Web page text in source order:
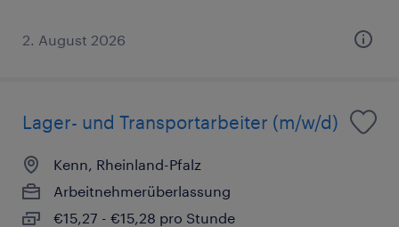
2. August 2026
Lager- und Transportarbeiter (m/w/d)
Kenn, Rheinland-Pfalz
Arbeitnehmerüberlassung
€15,27 - €15,28 pro Stunde